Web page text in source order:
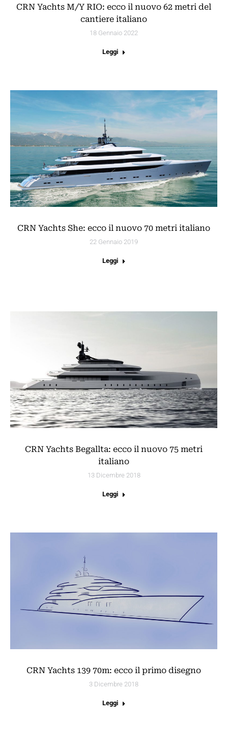
CRN Yachts M/Y RIO: ecco il nuovo 62 metri del
cantiere italiano
18 Gennaio 2022
Leggi
CRN Yachts She: ecco il nuovo 70 metri italiano
22 Gennaio 2019
Leggi
CRN Yachts Begallta: ecco il nuovo 75 metri
italiano
13 Dicembre 2018
Leggi
CRN Yachts 139 70m: ecco il primo disegno
3 Dicembre 2018
Leggi